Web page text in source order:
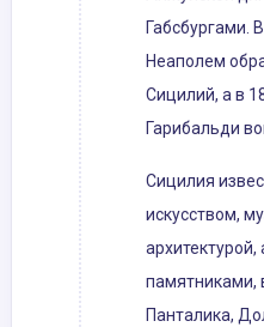
Габсбургами.
Неаполем
Сицилий, а в
Гарибальди
Сицилия
искусством,
памятниками,
Панталика,